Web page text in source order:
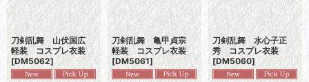
刀剣乱舞 山伏国広
軽装 コスプレ衣装
[DM5062]
刀剣乱舞 亀甲貞宗
軽装 コスプレ衣装
[DM5061]
刀剣乱舞 水心子正
秀 コスプレ衣装
[DM5060]